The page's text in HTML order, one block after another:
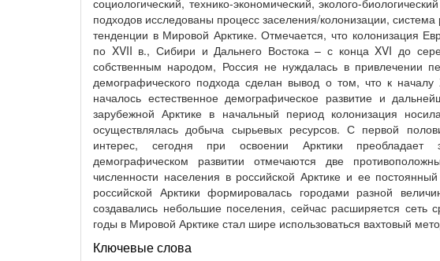
социологический, технико-экономический, эколого-
подходов исследованы процесс заселения/колонизации,
тенденции в Мировой Арктике. Отмечается, что колонизация
по XVII в., Сибири и Дальнего Востока – с конца XVI до
собственным народом, Россия не нуждалась в привлечении
демографического подхода сделан вывод о том, что к
началось естественное демографическое развитие и
зарубежной Арктике в начальный период колонизация
осуществлялась добыча сырьевых ресурсов. С первой
интерес, сегодня при освоении Арктики преобладает
демографическом развитии отмечаются две
численности населения в российской Арктике и ее
российской Арктики формировалась городами разной
создавались небольшие поселения, сейчас расширяется
годы в Мировой Арктике стал шире использоваться вахтовый
Ключевые слова